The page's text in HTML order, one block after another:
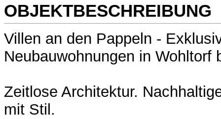
OBJEKTBESCHREIBUNG
Villen an den Pappeln -
Neubauwohnungen in Wohltorf
Zeitlose Architektur.
mit Stil.